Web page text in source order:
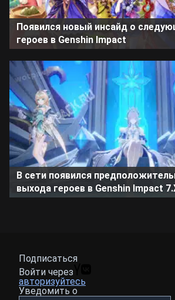
Появился новый инсайд о
героев в Genshin Impact
В сети появился
выхода героев в Genshin Impact
Подписаться
Войти через
авторизуйтесь
Уведомить о